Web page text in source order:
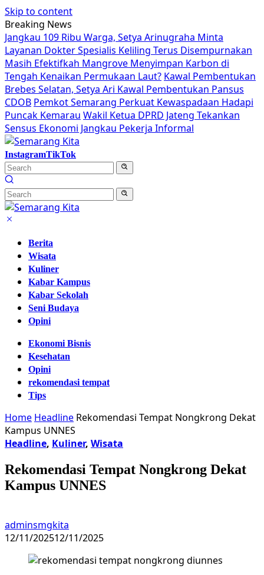
Skip to content
Breaking News
Jangkau 109 Ribu Warga, Setya Arinugraha Minta
Layanan Dokter Spesialis Keliling Terus Disempurnakan
Masih Efektifkah Mangrove Menyimpan Karbon di
Tengah Kenaikan Permukaan Laut? Kawal Pembentukan
Brebes Selatan, Setya Ari Kawal Pembentukan Pansus
CDOB Pemkot Semarang Perkuat Kewaspadaan Hadapi
Puncak Kemarau Wakil Ketua DPRD Jateng Tekankan
Sensus Ekonomi Jangkau Pekerja Informal
InstagramTikTok
Berita
Wisata
Kuliner
Kabar Kampus
Kabar Sekolah
Seni Budaya
Opini
Ekonomi Bisnis
Kesehatan
Opini
rekomendasi tempat
Tips
Home Headline Rekomendasi Tempat Nongkrong Dekat
Kampus UNNES
Headline, Kuliner, Wisata
Rekomendasi Tempat Nongkrong Dekat
Kampus UNNES
adminsmgkita
12/11/202512/11/2025